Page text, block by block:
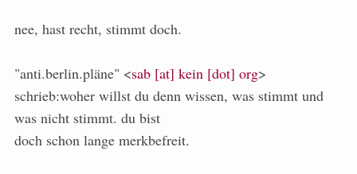
nee, hast recht, stimmt doch.
"anti.berlin.pläne" <sab [at] kein [dot] org>
schrieb:woher willst du denn wissen, was stimmt und
was nicht stimmt. du bist
doch schon lange merkbefreit.